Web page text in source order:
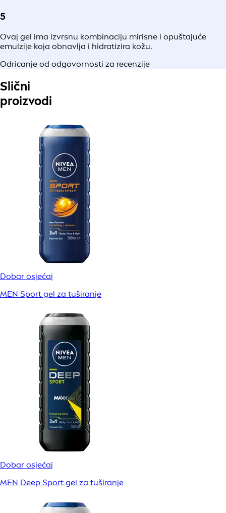
5
Ovaj gel ima izvrsnu kombinaciju mirisne i opuštajuće
emulzije koja obnavlja i hidratizira kožu.
Odricanje od odgovornosti za recenzije
Slični
proizvodi
Dobar osjećaj
MEN Sport gel za tuširanje
Dobar osjećaj
MEN Deep Sport gel za tuširanje